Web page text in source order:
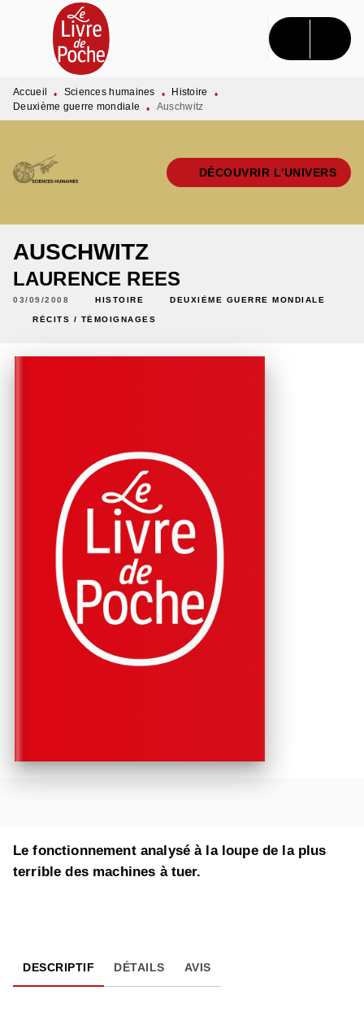
MENU RECHERCHE CONTENU
PIED DE PAGE
Accueil • Sciences humaines • Histoire
•
Deuxième guerre mondiale
• Auschwitz
DÉCOUVRIR L'UNIVERS
AUSCHWITZ
LAURENCE REES
03/09/2008 HISTOIRE DEUXIÈME GUERRE MONDIALE
RÉCITS / TÉMOIGNAGES
Le fonctionnement analysé à la loupe de la plus
terrible des machines à tuer.
DESCRIPTIF DÉTAILS AVIS